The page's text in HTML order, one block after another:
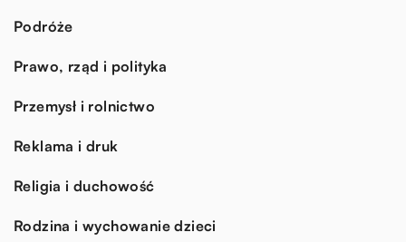
Podróże
Prawo, rząd i polityka
Przemysł i rolnictwo
Reklama i druk
Religia i duchowość
Rodzina i wychowanie dzieci